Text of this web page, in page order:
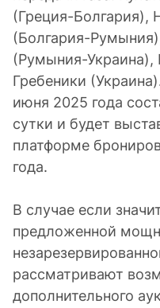
(Греция-Болгария),
(Болгария-
(Румыния-
Гребеники
июня 2025 года
сутки и будет
платформе
года.
В случае если
предложенной
рассматривают
дополнительного